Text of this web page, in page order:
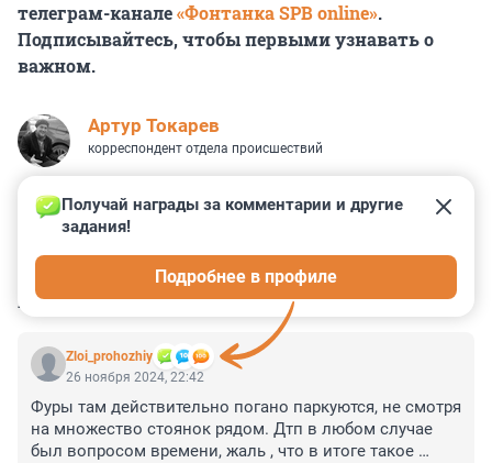
телеграм-канале«Фонтанка SPB online».
Подписывайтесь, чтобы первыми узнавать о
важном.
Артур Токарев
корреспондент отдела происшествий
КОММЕНТАРИИ 33
Zloi_prohozhiy
Получай награды за комментарии и другие
задания!
Подробнее в профиле
26 ноября 2024, 22:42
Фуры там действительно погано паркуются, не смотря
на множество стоянок рядом. Дтп в любом случае
был вопросом времени, жаль , что в итоге такое